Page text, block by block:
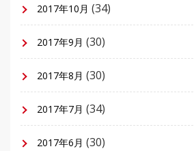
2017年10月 (34)
2017年9月 (30)
2017年8月 (30)
2017年7月 (34)
2017年6月 (30)